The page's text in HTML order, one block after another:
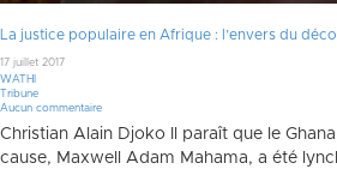
La justice populaire en Afrique : l’envers du
17 juillet 2017
WATHI
Tribune
Aucun commentaire
Christian Alain Djoko Il paraît que le
cause, Maxwell Adam Mahama, a été